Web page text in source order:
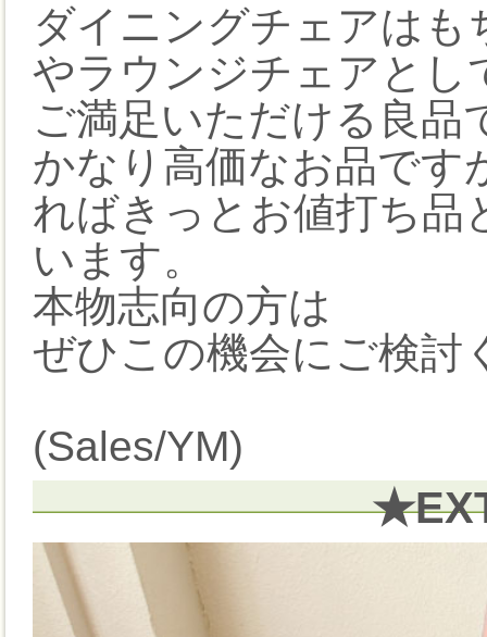
ダイニングチェアは
やラウンジチェアとし
ご満足いただける良品
かなり高価なお品です
ればきっとお値打ち品
います。
本物志向の方は
ぜひこの機会にご検討
(Sales/YM)